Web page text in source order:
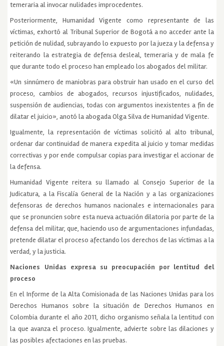
temeraria al invocar nulidades improcedentes.
Posteriormente, Humanidad Vigente como representante de las
víctimas, exhortó al Tribunal Superior de Bogotá a no acceder ante la
petición de nulidad, subrayando lo expuesto por la jueza y la defensa y
reiterando la estrategia de defensa desleal, temeraria y de mala fe
que durante todo el proceso han empleado los abogados del militar.
«Un sinnúmero de maniobras para obstruir han usado en el curso del
proceso, cambios de abogados, recursos injustificados, nulidades,
suspensión de audiencias, todas con argumentos inexistentes a fin de
dilatar el juicio», anotó la abogada Olga Silva de Humanidad Vigente.
Igualmente, la representación de víctimas solicitó al alto tribunal,
ordenar dar continuidad de manera expedita al juicio y tomar medidas
correctivas y por ende compulsar copias para investigar el accionar de
la defensa.
Humanidad Vigente reitera su llamado al Consejo Superior de la
Judicatura, a la Fiscalía General de la Nación y a las organizaciones
defensoras de derechos humanos nacionales e internacionales para
que se pronuncien sobre esta nueva actuación dilatoria por parte de la
defensa del militar, que, haciendo uso de argumentaciones infundadas,
pretende dilatar el proceso afectando los derechos de las víctimas a la
verdad, y la justicia.
Naciones Unidas expresa su preocupación por lentitud del
proceso
En el Informe de la Alta Comisionada de las Naciones Unidas para los
Derechos Humanos sobre la situación de Derechos Humanos en
Colombia durante el año 2011, dicho organismo señala la lentitud con
la que avanza el proceso. Igualmente, advierte sobre las dilaciones y
las posibles afectaciones en las pruebas.